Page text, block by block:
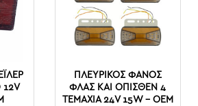
ΠΛΕΥΡΙΚΌΣ ΦΑΝΌΣ
ΦΛΑΣ ΚΑΙ ΌΠΙΣΘΕΝ 4
ΤΕΜΆΧΙΑ 24V 15W – OEM